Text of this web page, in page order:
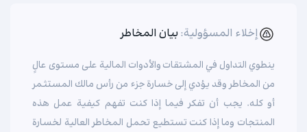
إخلاء المسؤولية: بيان المخاطر
ينطوي التداول في المشتقات والأدوات المالية على مستوى عالٍ
من المخاطر وقد يؤدي إلى خسارة جزء من رأس مالك المستثمر
أو كله. يجب أن تفكر فيما إذا كنت تفهم كيفية عمل هذه
المنتجات وما إذا كنت تستطيع تحمل المخاطر العالية لخسارة